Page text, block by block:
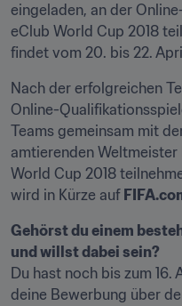
eingeladen, an der
eClub World Cup 2018
findet vom 20. bis 22.
Nach der erfolgreichen
Online-
Teams gemeinsam mit
amtierenden Weltmeister
World Cup 2018
wird in Kürze auf
Gehörst du einem
und willst dabei sein?
Du hast noch bis zum 16.
deine Bewerbung über